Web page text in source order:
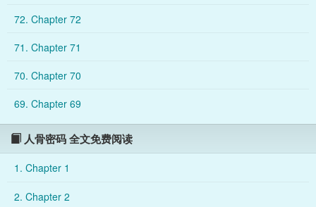
72. Chapter 72
71. Chapter 71
70. Chapter 70
69. Chapter 69
人骨密码 全文免费阅读
1. Chapter 1
2. Chapter 2